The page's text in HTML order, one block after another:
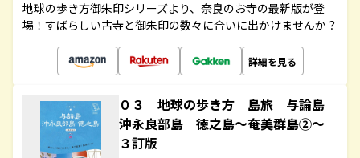
地球の歩き方御朱印シリーズより、奈良のお寺の最新版が登
場！すばらしい古寺と御朱印の数々に合いに出かけませんか？
詳細を見る
０３ 地球の歩き方 島旅 与論島
沖永良部島 徳之島～奄美群島②～
３訂版